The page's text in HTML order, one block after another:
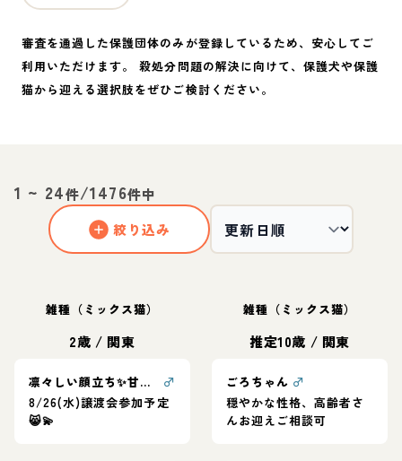
審査を通過した保護団体のみが登録しているため、安心してご
利用いただけます。 殺処分問題の解決に向けて、保護犬や保護
猫から迎える選択肢をぜひご検討ください。
1 ~ 24件/1476件中
絞り込み
雑種（ミックス猫）
2歳 / 関東
凛々しい顔立ち✨甘えん坊プリンス清美くん
♂
8/26(水)譲渡会参加予定
😸💫
雑種（ミックス猫）
推定10歳 / 関東
ごろちゃん ♂
穏やかな性格、高齢者さ
んお迎えご相談可